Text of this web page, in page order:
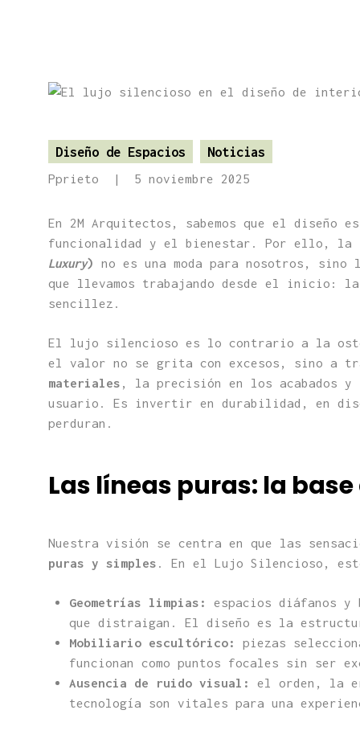
Diseño de Espacios
Noticias
Pprieto
5 noviembre 2025
En 2M Arquitectos, sabemos que el diseño
funcionalidad y el bienestar. Por ello, la
Luxury)
no es una moda para nosotros,
que llevamos trabajando desde el inicio:
sencillez.
El lujo silencioso es lo contrario a la
el valor no se grita con excesos, sino a
materiales , la precisión en los acabados y
usuario. Es invertir en durabilidad, en
perduran.
Las líneas puras: la
Nuestra visión se centra en que las
puras y simples . En el Lujo Silencioso,
Geometrías limpias:
espacios diáfanos
que distraigan. El diseño es la
Mobiliario escultórico:
piezas
funcionan como puntos focales sin ser
Ausencia de ruido visual:
el orden, la
tecnología son vitales para una